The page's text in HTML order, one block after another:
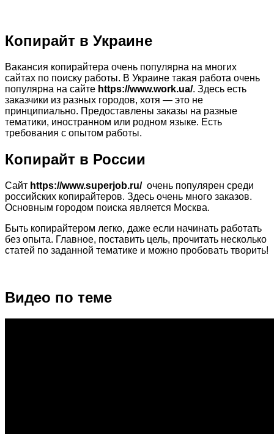
Копирайт в Украине
Вакансия копирайтера очень популярна на многих
сайтах по поиску работы. В Украине такая работа очень
популярна на сайте https://www.work.ua/. Здесь есть
заказчики из разных городов, хотя — это не
принципиально. Предоставлены заказы на разные
тематики, иностранном или родном языке. Есть
требования с опытом работы.
Копирайт в России
Сайт https://www.superjob.ru/очень популярен среди
российских копирайтеров. Здесь очень много заказов.
Основным городом поиска является Москва.
Быть копирайтером легко, даже если начинать работать
без опыта. Главное, поставить цель, прочитать несколько
статей по заданной тематике и можно пробовать творить!
Видео по теме